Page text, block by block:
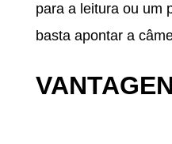
para a leitura ou um
basta apontar a